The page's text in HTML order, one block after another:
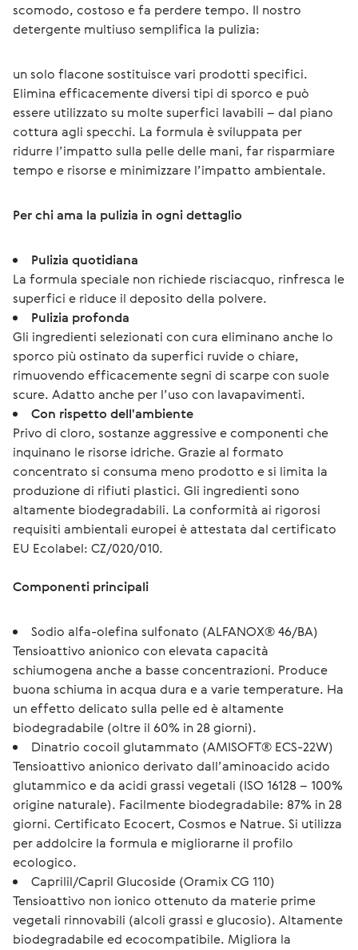
scomodo, costoso e fa perdere tempo. Il nostro
detergente multiuso semplifica la pulizia:
un solo flacone sostituisce vari prodotti specifici.
Elimina efficacemente diversi tipi di sporco e può
essere utilizzato su molte superfici lavabili – dal piano
cottura agli specchi. La formula è sviluppata per
ridurre l’impatto sulla pelle delle mani, far risparmiare
tempo e risorse e minimizzare l’impatto ambientale.
Per chi ama la pulizia in ogni dettaglio
Pulizia quotidiana
La formula speciale non richiede risciacquo, rinfresca le
superfici e riduce il deposito della polvere.
Pulizia profonda
Gli ingredienti selezionati con cura eliminano anche lo
sporco più ostinato da superfici ruvide o chiare,
rimuovendo efficacemente segni di scarpe con suole
scure. Adatto anche per l’uso con lavapavimenti.
Con rispetto dell'ambiente
Privo di cloro, sostanze aggressive e componenti che
inquinano le risorse idriche. Grazie al formato
concentrato si consuma meno prodotto e si limita la
produzione di rifiuti plastici. Gli ingredienti sono
altamente biodegradabili. La conformità ai rigorosi
requisiti ambientali europei è attestata dal certificato
EU Ecolabel: CZ/020/010.
Componenti principali
Sodio alfa-olefina sulfonato (ALFANOX® 46/BA)
Tensioattivo anionico con elevata capacità
schiumogena anche a basse concentrazioni. Produce
buona schiuma in acqua dura e a varie temperature. Ha
un effetto delicato sulla pelle ed è altamente
biodegradabile (oltre il 60% in 28 giorni).
Dinatrio cocoil glutammato (AMISOFT® ECS-22W)
Tensioattivo anionico derivato dall’aminoacido acido
glutammico e da acidi grassi vegetali (ISO 16128 – 100%
origine naturale). Facilmente biodegradabile: 87% in 28
giorni. Certificato Ecocert, Cosmos e Natrue. Si utilizza
per addolcire la formula e migliorarne il profilo
ecologico.
Caprilil/Capril Glucoside (Oramix CG 110)
Tensioattivo non ionico ottenuto da materie prime
vegetali rinnovabili (alcoli grassi e glucosio). Altamente
biodegradabile ed ecocompatibile. Migliora la